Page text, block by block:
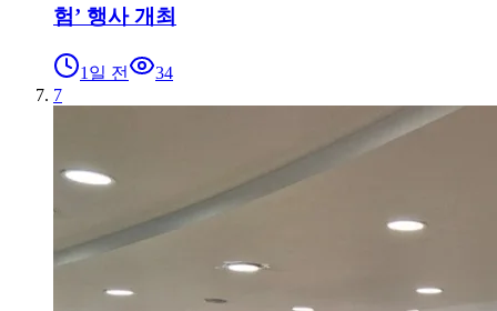
험’ 행사 개최
1일 전
34
7